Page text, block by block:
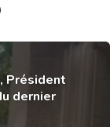
Président
dernier